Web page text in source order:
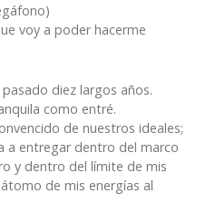
voy a poder hacerme
diez largos años.
como entré.
de nuestros ideales;
a entregar dentro del marco
y dentro del límite de mis
de mis energías al